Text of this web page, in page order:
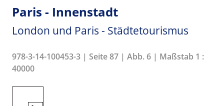
Paris - Innenstadt
London und Paris - Städtetourismus
978-3-14-100453-3 | Seite 87 | Abb. 6 | Maßstab 1 :
40000